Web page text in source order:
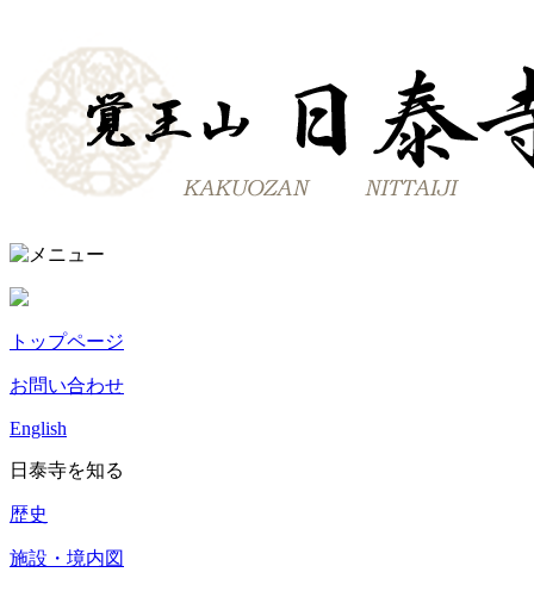
トップページ
お問い合わせ
English
日泰寺を知る
歴史
施設・境内図